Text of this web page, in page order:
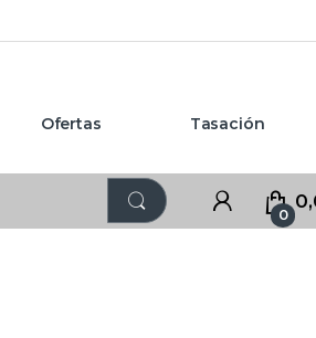
Ofertas Tasación
0